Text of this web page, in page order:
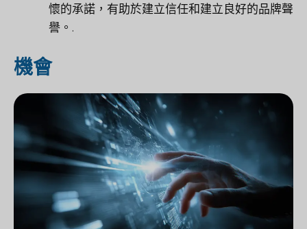
懷的承諾，有助於建立信任和建立良好的品牌聲
譽。.
機會